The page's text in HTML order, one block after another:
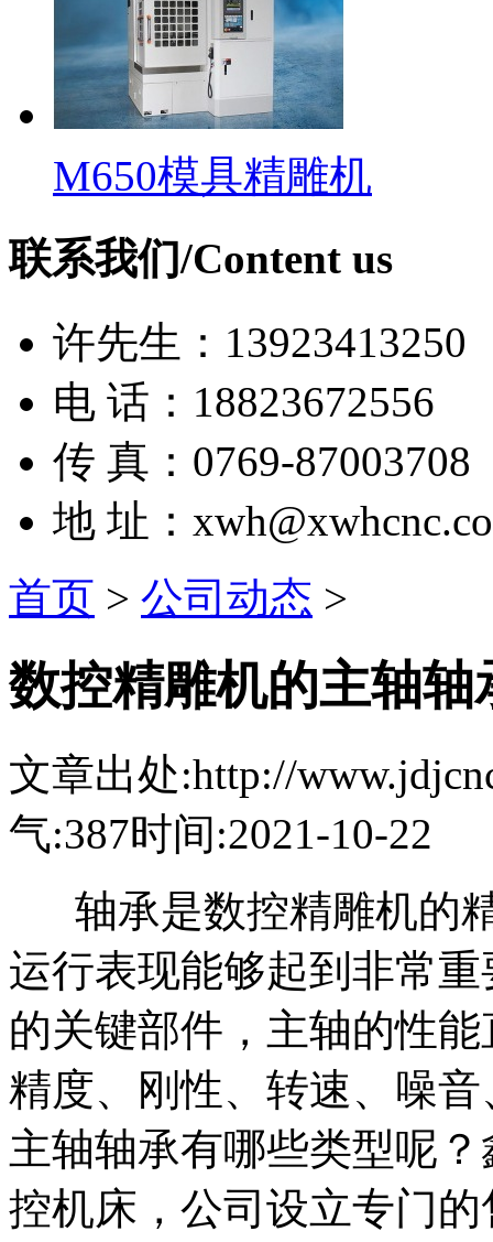
M650模具精雕机
联系我们/Content us
许先生：13923413250
电 话：18823672556
传 真：0769-87003708
地 址：
首页 > 公司动态 >
数控精雕机的主轴轴
文章出处:http://
气:387时间:2021-10-22
轴承是数控精雕机的
运行表现能够起到非常
的关键部件，主轴的性
精度、刚性、转速、噪
主轴轴承有哪些类型呢
控机床，公司设立专门